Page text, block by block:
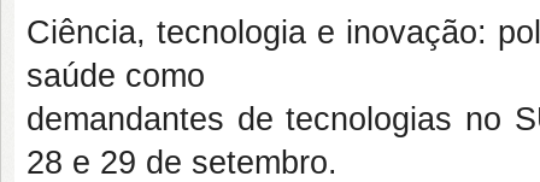
Ciência, tecnologia e inovação:
saúde como
demandantes de tecnologias no
28 e 29 de setembro.